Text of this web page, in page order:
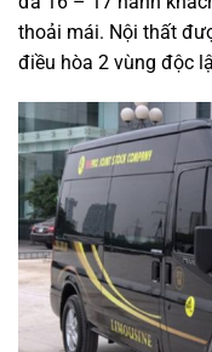
thoải mái. Nội thất
điều hòa 2 vùng độc